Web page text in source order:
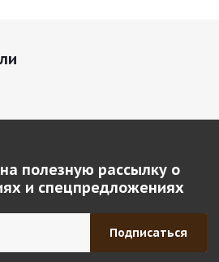
полезную рассылку о
и спецпредложениях